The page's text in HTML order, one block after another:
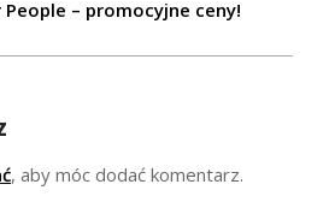
People – promocyjne ceny!
, aby móc dodać komentarz.